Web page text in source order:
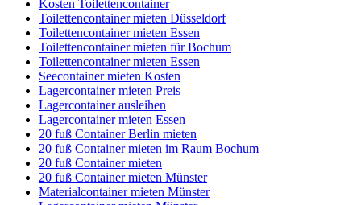
Kosten Toilettencontainer
Toilettencontainer mieten Düsseldorf
Toilettencontainer mieten Essen
Toilettencontainer mieten für Bochum
Toilettencontainer mieten Essen
Seecontainer mieten Kosten
Lagercontainer mieten Preis
Lagercontainer ausleihen
Lagercontainer mieten Essen
20 fuß Container Berlin mieten
20 fuß Container mieten im Raum Bochum
20 fuß Container mieten
20 fuß Container mieten Münster
Materialcontainer mieten Münster